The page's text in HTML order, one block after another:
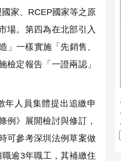
家、RCEP國家等之原
場。第四為在北部引入
」一樣實施「先銷售、
定報告「一證兩認」
人員集體提出追繳申
例》展開檢討與修訂，
可參考深圳法例草案做
逾3年職工，其補繳住